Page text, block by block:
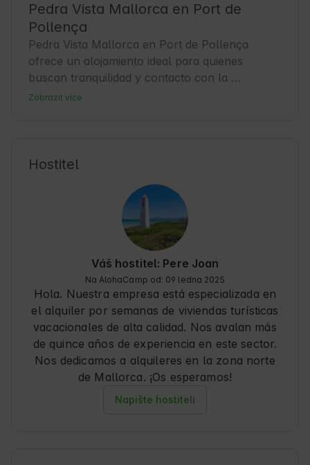
Pedra Vista Mallorca en Port de
Pollença
Pedra Vista Mallorca en Port de Pollença
ofrece un alojamiento ideal para quienes
buscan tranquilidad y contacto con la
Naturaleza en las Islas Baleares. Este destino
la costa, deportes acuáticos y una gastronomía
perfecto para explorar la región y sus
encantos naturales y culturales. La zona
destaca por su clima suave y la amabilidad de
sus Anfitriones, que harán que cada estancia
sea inolvidable. 🍃
Zobrazit více
Hostitel
Váš hostitel: Pere Joan
Na AlohaCamp od: 09 ledna 2025
Hola. Nuestra empresa está especializada en
el alquiler por semanas de viviendas turísticas
vacacionales de alta calidad. Nos avalan más
de quince años de experiencia en este sector.
Nos dedicamos a alquileres en la zona norte
de Mallorca. ¡Os esperamos!
Napište hostiteli